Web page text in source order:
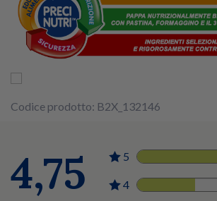
Codice prodotto: B2X_132146
4,75 5
4